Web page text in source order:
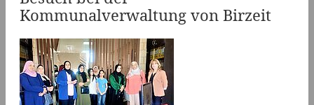
Kommunalverwaltung von Birzeit